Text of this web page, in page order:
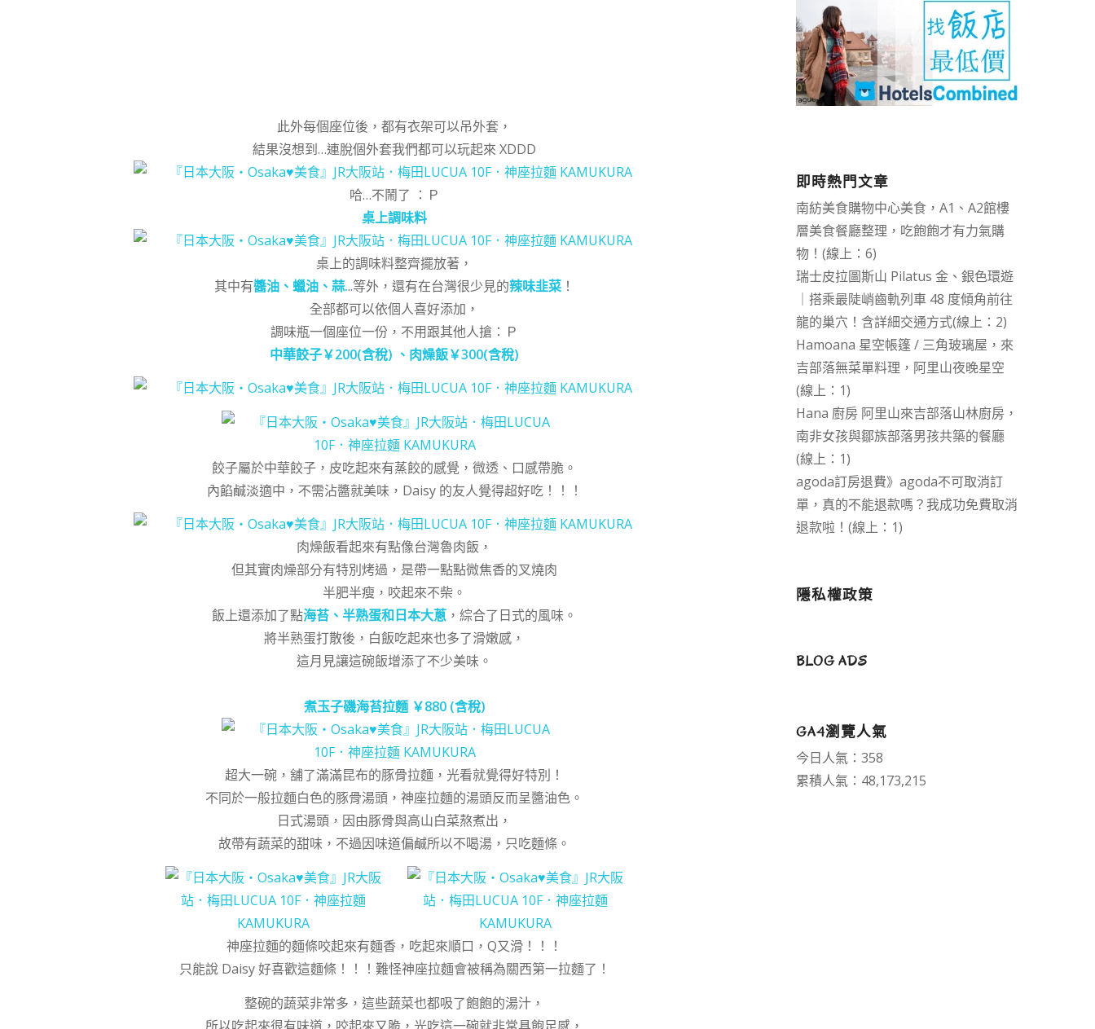
此外每個座位後，都有衣架可以吊外套，
結果沒想到…連脫個外套我們都可以玩起來 XDDD
哈…不鬧了 ：Ｐ
桌上調味料
桌上的調味料整齊擺放著，
其中有醬油、蠟油、蒜...等外，還有在台灣很少見的辣味韭菜 ！
全部都可以依個人喜好添加，
調味瓶一個座位一份，不用跟其他人搶：Ｐ
中華餃子￥200(含稅) 、肉燥飯￥300(含稅)
餃子屬於中華餃子，皮吃起來有蒸餃的感覺，微透、口感帶脆。
內餡鹹淡適中，不需沾醬就美味，Daisy 的友人覺得超好吃！！！
肉燥飯看起來有點像台灣魯肉飯，
但其實肉燥部分有特別烤過，是帶一點點微焦香的叉燒肉
半肥半瘦，咬起來不柴。
飯上還添加了點海苔、半熟蛋和日本大蔥 ，綜合了日式的風味。
將半熟蛋打散後，白飯吃起來也多了滑嫩感，
這月見讓這碗飯增添了不少美味。
煮玉子磯海苔拉麵 ￥880 (含稅)
超大一碗，舖了滿滿昆布的豚骨拉麵，光看就覺得好特別！
不同於一般拉麵白色的豚骨湯頭，神座拉麵的湯頭反而呈醬油色。
日式湯頭，因由豚骨與高山白菜熬煮出，
故帶有蔬菜的甜味，不過因味道偏鹹所以不喝湯，只吃麵條。
神座拉麵的麵條咬起來有麵香，吃起來順口，Q又滑！！！
只能說 Daisy 好喜歡這麵條！！！難怪神座拉麵會被稱為關西第一拉麵了！
整碗的蔬菜非常多，這些蔬菜也都吸了飽飽的湯汁，
所以吃起來很有味道，咬起來又脆，光吃這一碗就非常具飽足感，
即時熱門文章
南紡美食購物中心美食，A1、A2館樓
層美食餐廳整理，吃飽飽才有力氣購
物！(線上：6)
瑞士皮拉圖斯山 Pilatus 金、銀色環遊
｜搭乘最陡峭齒軌列車 48 度傾角前往
龍的巢穴！含詳細交通方式(線上：2)
Hamoana 星空帳篷 / 三角玻璃屋，來
吉部落無菜單料理，阿里山夜晚星空
(線上：1)
Hana 廚房 阿里山來吉部落山林廚房，
南非女孩與鄒族部落男孩共築的餐廳
(線上：1)
agoda訂房退費》agoda不可取消訂
單，真的不能退款嗎？我成功免費取消
退款啦！(線上：1)
隱私權政策
BLOG ADS
GA4瀏覽人氣
今日人氣：358
累積人氣：48,173,215